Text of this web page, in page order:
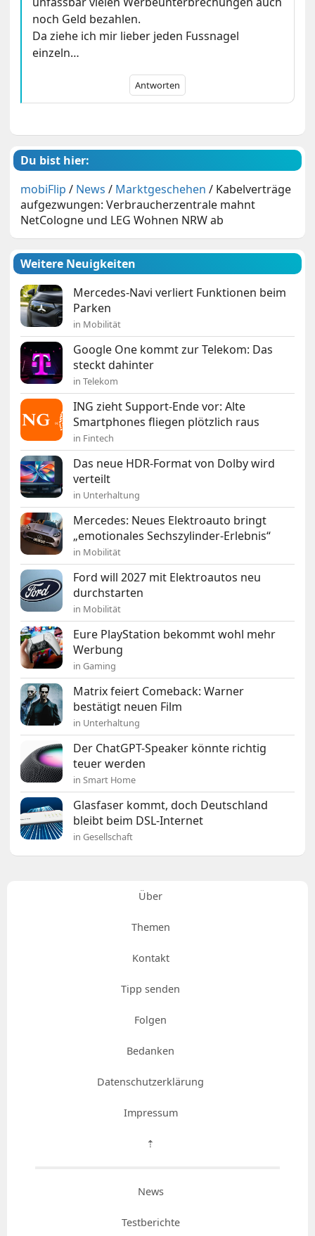
noch Geld bezahlen.
Da ziehe ich mir lieber jeden Fussnagel
einzeln…
Antworten
Du bist hier:
mobiFlip / News / Marktgeschehen / Kabelverträge
aufgezwungen: Verbraucherzentrale mahnt
NetCologne und LEG Wohnen NRW ab
Weitere Neuigkeiten
Mercedes-Navi verliert Funktionen beim
Parken
in Mobilität
Google One kommt zur Telekom: Das
steckt dahinter
in Telekom
ING zieht Support-Ende vor: Alte
Smartphones fliegen plötzlich raus
in Fintech
Das neue HDR-Format von Dolby wird
verteilt
in Unterhaltung
Mercedes: Neues Elektroauto bringt
„emotionales Sechszylinder-Erlebnis“
in Mobilität
Ford will 2027 mit Elektroautos neu
durchstarten
in Mobilität
Eure PlayStation bekommt wohl mehr
Werbung
in Gaming
Matrix feiert Comeback: Warner
bestätigt neuen Film
in Unterhaltung
Der ChatGPT-Speaker könnte richtig
teuer werden
in Smart Home
Glasfaser kommt, doch Deutschland
bleibt beim DSL-Internet
in Gesellschaft
Über
Themen
Kontakt
Tipp senden
Folgen
Bedanken
Datenschutzerklärung
Impressum
⇡
News
Testberichte